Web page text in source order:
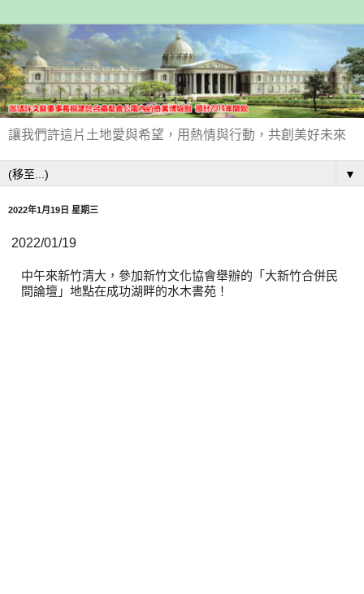
讓我們許這片土地愛與希望，用熱情與行動，共創美好未來
▼
2022年1月19日 星期三
2022/01/19
中午來新竹清大，參加新竹文化協會舉辦的「大新竹合併民
間論壇」地點在成功湖畔的水木書苑！